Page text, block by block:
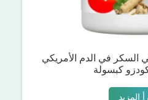
السكر في الدم الأمريكي
كبسولة
المزيد